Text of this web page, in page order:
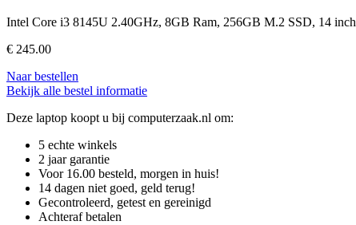
Intel Core i3 8145U 2.40GHz, 8GB Ram, 256GB M.2 SSD, 14 inch
€ 245.00
Naar bestellen
Bekijk alle bestel informatie
Deze laptop koopt u bij computerzaak.nl om:
5 echte winkels
2 jaar garantie
Voor 16.00 besteld, morgen in huis!
14 dagen niet goed, geld terug!
Gecontroleerd, getest en gereinigd
Achteraf betalen